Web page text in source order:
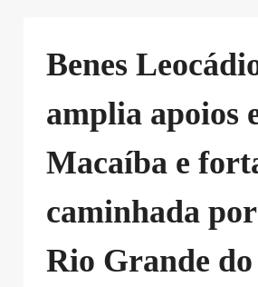
Benes
amplia apoios
Macaíba e
caminhada
Rio Grande